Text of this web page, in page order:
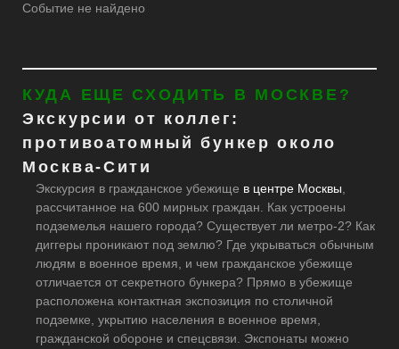
Событие не найдено
КУДА ЕЩЕ СХОДИТЬ В МОСКВЕ?
Экскурсии от коллег:
противоатомный бункер около
Москва-Сити
Экскурсия в гражданское убежище в центре Москвы,
рассчитанное на 600 мирных граждан. Как устроены
подземелья нашего города? Существует ли метро-2? Как
диггеры проникают под землю? Где укрываться обычным
людям в военное время, и чем гражданское убежище
отличается от секретного бункера? Прямо в убежище
расположена контактная экспозиция по столичной
подземке, укрытию населения в военное время,
гражданской обороне и спецсвязи. Экспонаты можно